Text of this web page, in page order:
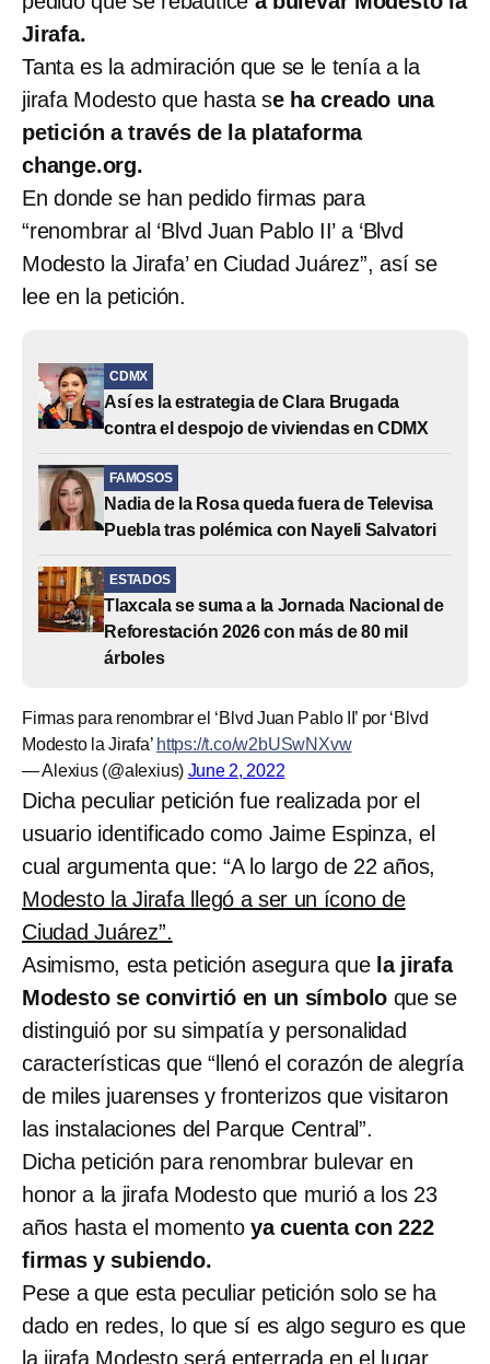
Jirafa.
Tanta es la admiración que se le tenía a la
jirafa Modesto que hasta se ha creado una
petición a través de la plataforma
change.org.
En donde se han pedido firmas para
“renombrar al ‘Blvd Juan Pablo II’ a ‘Blvd
Modesto la Jirafa’ en Ciudad Juárez”, así se
lee en la petición.
CDMX
Así es la estrategia de Clara Brugada
contra el despojo de viviendas en CDMX
FAMOSOS
Nadia de la Rosa queda fuera de Televisa
Puebla tras polémica con Nayeli Salvatori
ESTADOS
Tlaxcala se suma a la Jornada Nacional de
Reforestación 2026 con más de 80 mil
árboles
Firmas para renombrar el ‘Blvd Juan Pablo II’ por ‘Blvd
Modesto la Jirafa’ https://t.co/w2bUSwNXvw
— Alexius (@alexius) June 2, 2022
Dicha peculiar petición fue realizada por el
usuario identificado como Jaime Espinza, el
cual argumenta que: “A lo largo de 22 años,
Modesto la Jirafa llegó a ser un ícono de
Ciudad Juárez”.
Asimismo, esta petición asegura que la jirafa
Modesto se convirtió en un símbolo que se
distinguió por su simpatía y personalidad
características que “llenó el corazón de alegría
de miles juarenses y fronterizos que visitaron
las instalaciones del Parque Central”.
Dicha petición para renombrar bulevar en
honor a la jirafa Modesto que murió a los 23
años hasta el momentoya cuenta con 222
firmas y subiendo.
Pese a que esta peculiar petición solo se ha
dado en redes, lo que sí es algo seguro es que
la jirafa Modesto será enterrada en el lugar